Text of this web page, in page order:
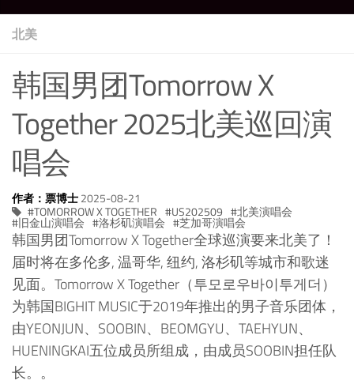
北美
韩国男团Tomorrow X
Together 2025北美巡回演
唱会
作者：票博士2025-08-21
TOMORROW X TOGETHER
US202509 北美演唱会
旧金山演唱会 洛杉矶演唱会 芝加哥演唱会
韩国男团Tomorrow X Together全球巡演要来北美了！
届时将在多伦多, 温哥华, 纽约, 洛杉矶等城市和歌迷
见面。Tomorrow X Together（투모로우바이투게더）
为韩国BIGHIT MUSIC于2019年推出的男子音乐团体，
由YEONJUN、SOOBIN、BEOMGYU、TAEHYUN、
HUENINGKAI五位成员所组成，由成员SOOBIN担任队
长。。